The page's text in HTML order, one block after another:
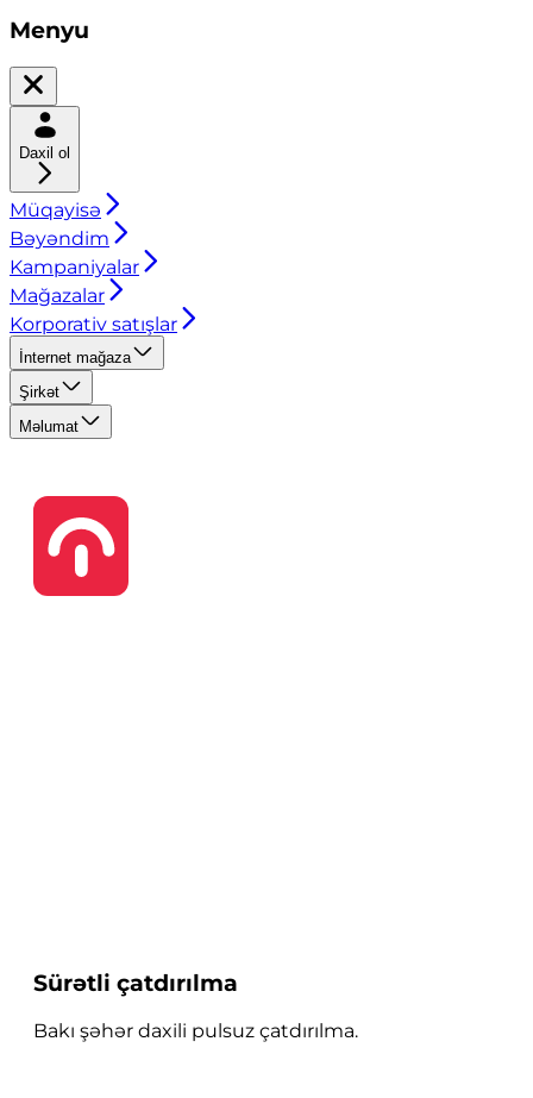
Menyu
Daxil ol
Müqayisə
Bəyəndim
Kampaniyalar
Mağazalar
Korporativ satışlar
İnternet mağaza
Şirkət
Məlumat
Sürətli çatdırılma
Bakı şəhər daxili pulsuz çatdırılma.